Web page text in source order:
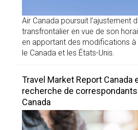
Air Canada poursuit l’ajustement
transfrontalier en vue de son
en apportant des modifications à
le Canada et les États-Unis.
Travel Market Report Canada
recherche de
Canada